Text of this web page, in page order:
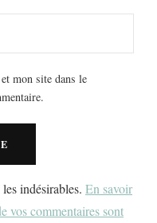
mon site dans le
indésirables. En savoir
vos commentaires sont